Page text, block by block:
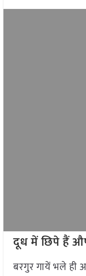
दूध में छिपे हैं
बरगुर गायें भले ही